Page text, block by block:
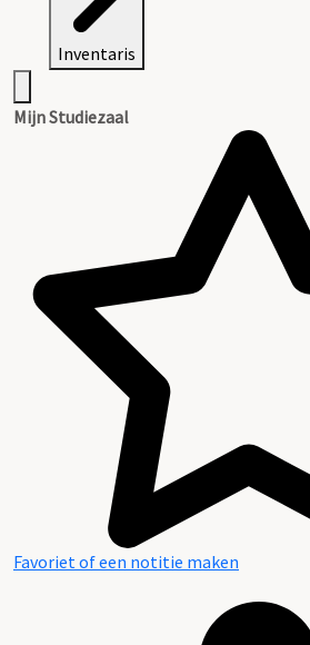
Inventaris
Mijn Studiezaal
Favoriet of een notitie maken